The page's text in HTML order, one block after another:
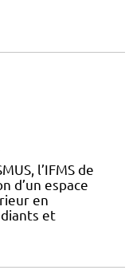
l’IFMS de
d’un espace
en
et